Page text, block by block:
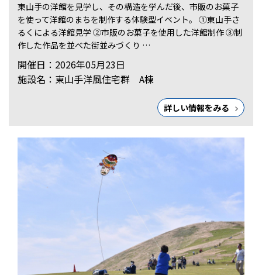
東山手の洋館を見学し、その構造を学んだ後、市販のお菓子
を使って洋館のまちを制作する体験型イベント。 ①東山手さ
るくによる洋館見学 ②市販のお菓子を使用した洋館制作 ③制
作した作品を並べた街並みづくり …
開催日：2026年05月23日
施設名：東山手洋風住宅群 A棟
詳しい情報をみる